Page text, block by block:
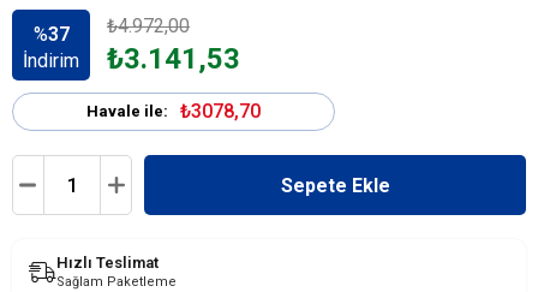
%37
İndirim
₺4.972,00
₺3.141,53
Havale ile: ₺3078,70
Hızlı Teslimat
Sağlam Paketleme